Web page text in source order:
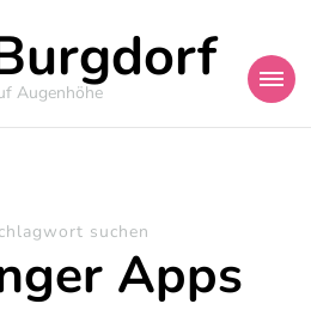
Augenhöhe
suchen
Apps